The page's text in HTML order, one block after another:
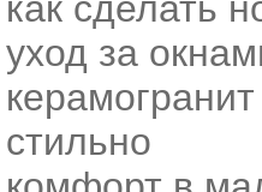
уход за
стильно